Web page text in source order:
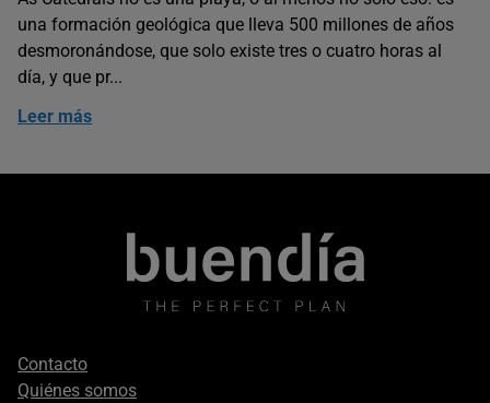
una formación geológica que lleva 500 millones de años
desmoronándose, que solo existe tres o cuatro horas al
día, y que pr...
Leer más
Footer
secondary
Contacto
Quiénes somos